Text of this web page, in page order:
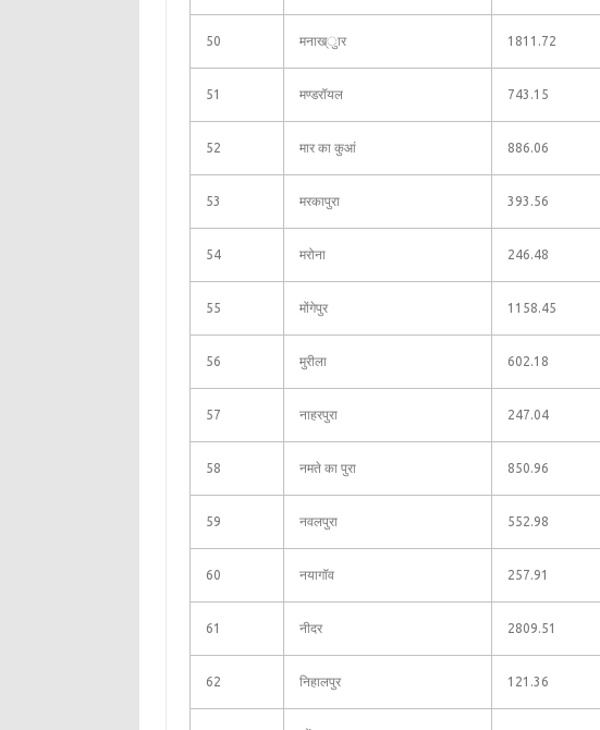
50 मनाख्ुार 1811.72
51 मण्डरॉयल 743.15
52 मार का कुआं 886.06
53 मरकापुरा 393.56
54 मरोना 246.48
55 मोंगेपुर 1158.45
56 मुरीला 602.18
57 नाहरपुरा 247.04
58 नमते का पुरा 850.96
59 नवलपुरा 552.98
60 नयागॉव 257.91
61 नीदर 2809.51
62 निहालपुर 121.36